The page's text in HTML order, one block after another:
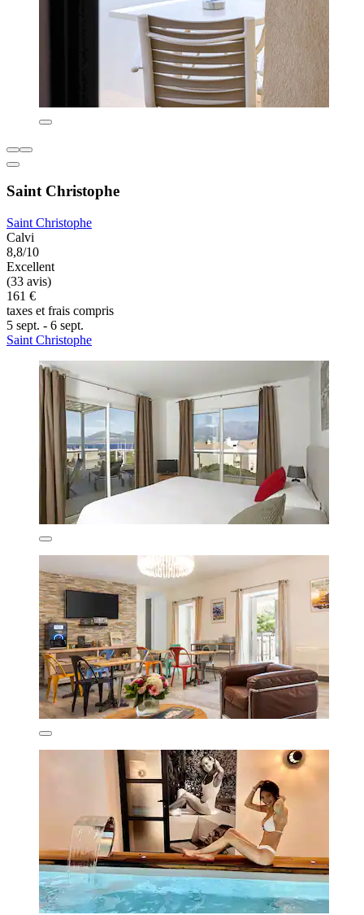
Saint Christophe
Saint Christophe
Calvi
8,8/10
Excellent
(33 avis)
161 €
taxes et frais compris
5 sept. - 6 sept.
Saint Christophe